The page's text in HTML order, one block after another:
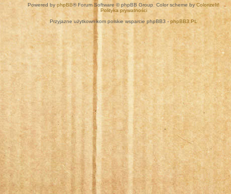
Powered by phpBB® Forum Software © phpBB Group. Color scheme byColorizeIt!
Polityka prywatności
Przyjazne użytkownikom polskie wsparcie phpBB3 -phpBB3.PL